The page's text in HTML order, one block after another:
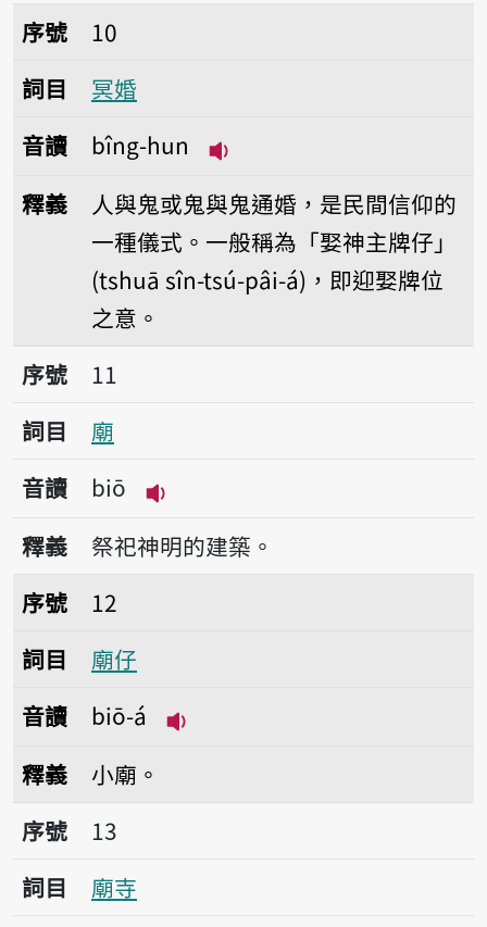
序號10冥婚
序號
10
詞目
冥婚
音讀
bîng-hun
釋義
人與鬼或鬼與鬼通婚，是民間信仰的
一種儀式。一般稱為「娶神主牌仔」
(tshuā sîn-tsú-pâi-á)，即迎娶牌位
之意。
序號11廟
序號
11
詞目
廟
音讀
biō
播放音讀biō
釋義
祭祀神明的建築。
序號12廟仔
序號
12
詞目
廟仔
音讀
biō-á
釋義
小廟。
序號13廟寺
序號
13
詞目
廟寺